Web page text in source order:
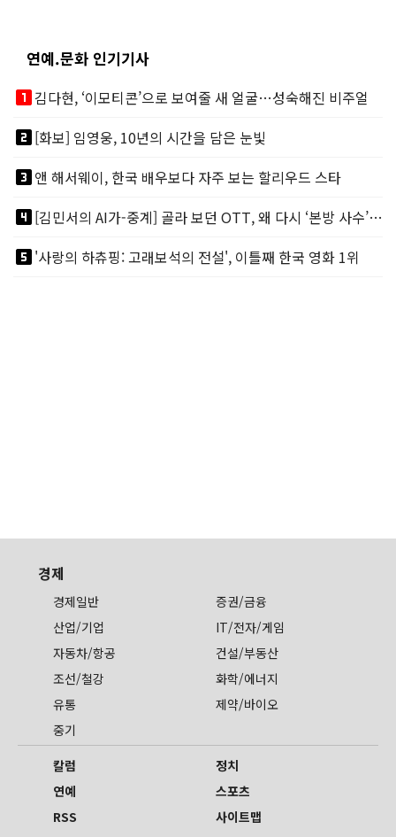
연예.문화 인기기사
looks_one김다현, ‘이모티콘’으로 보여줄 새 얼굴…성숙해진 비주얼
looks_two[화보] 임영웅, 10년의 시간을 담은 눈빛
looks_3앤 해서웨이, 한국 배우보다 자주 보는 할리우드 스타
looks_4
[김민서의 AI가-중계] 골라 보던 OTT, 왜 다시 ‘본방 사수’를 부르나
looks_5'사랑의 하츄핑: 고래보석의 전설', 이틀째 한국 영화 1위
경제
경제일반
증권/금융
산업/기업
IT/전자/게임
자동차/항공
건설/부동산
조선/철강
화학/에너지
유통
제약/바이오
중기
칼럼
정치
연예
스포츠
RSS
사이트맵